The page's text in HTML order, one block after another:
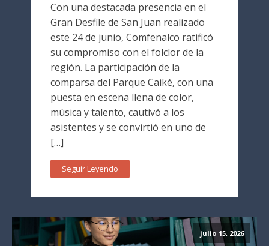
Con una destacada presencia en el
Gran Desfile de San Juan realizado
este 24 de junio, Comfenalco ratificó
su compromiso con el folclor de la
región. La participación de la
comparsa del Parque Caiké, con una
puesta en escena llena de color,
música y talento, cautivó a los
asistentes y se convirtió en uno de
[…]
Seguir Leyendo
julio 15, 2026